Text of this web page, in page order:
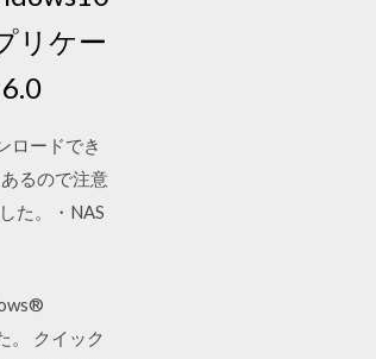
リケー
ロードでき
るので注意
た。・NAS
。 クイック